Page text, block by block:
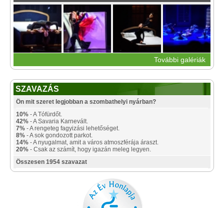
További galériák
SZAVAZÁS
Ön mit szeret legjobban a szombathelyi nyárban?
10% - A Tófürdőt.
42% - A Savaria Karnevált.
7% - A rengeteg fagyizási lehetőséget.
8% - A sok gondozott parkot.
14% - A nyugalmat, amit a város atmoszférája áraszt.
20% - Csak az számít, hogy igazán meleg legyen.
Összesen 1954 szavazat